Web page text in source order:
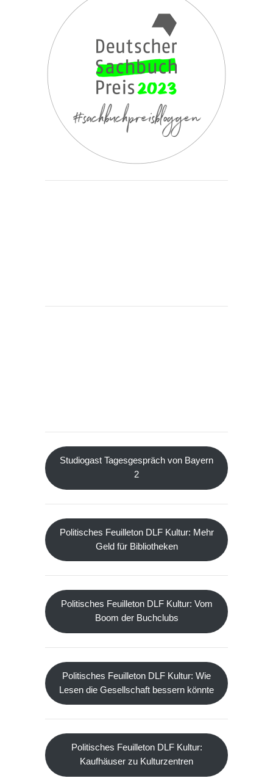
Studiogast Tagesgespräch von Bayern
2
Politisches Feuilleton DLF Kultur: Mehr
Geld für Bibliotheken
Politisches Feuilleton DLF Kultur: Vom
Boom der Buchclubs
Politisches Feuilleton DLF Kultur: Wie
Lesen die Gesellschaft bessern könnte
Politisches Feuilleton DLF Kultur:
Kaufhäuser zu Kulturzentren